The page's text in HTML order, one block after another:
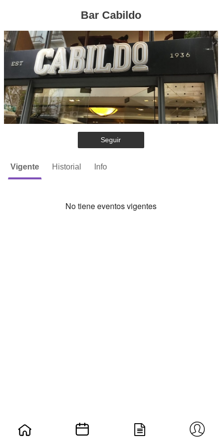
Bar Cabildo
Seguir
Vigente Historial Info
No tiene eventos vigentes